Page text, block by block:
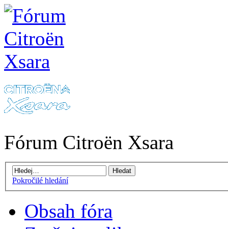
Fórum Citroën Xsara
Pokročilé hledání
Obsah fóra